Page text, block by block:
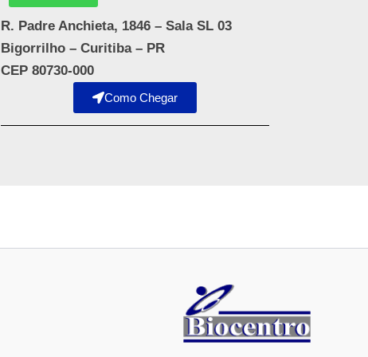
R. Padre Anchieta, 1846 – Sala SL 03
Bigorrilho – Curitiba – PR
CEP 80730-000
Como Chegar